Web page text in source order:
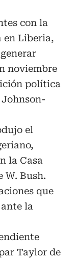
con la
en Liberia,
noviembre
política
el
la Casa
W. Bush.
que
la
Taylor de